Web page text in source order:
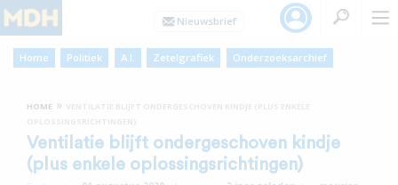
Home Politiek A.I. Zetelgrafiek Onderzoeksarchief
HOME »
Ventilatie blijft ondergeschoven kindje
(plus enkele oplossingsrichtingen)